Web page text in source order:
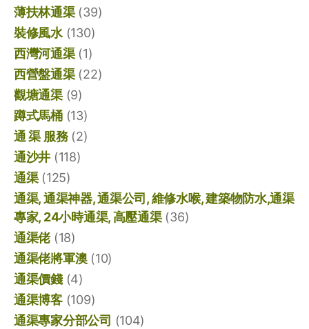
薄扶林通渠(39)
裝修風水(130)
西灣河通渠(1)
西營盤通渠(22)
觀塘通渠(9)
蹲式馬桶(13)
通 渠 服務(2)
通沙井 (118)
通渠(125)
通渠, 通渠神器, 通渠公司, 維修水喉, 建築物防水,通渠
專家, 24小時通渠, 高壓通渠(36)
通渠佬(18)
通渠佬將軍澳(10)
通渠價錢(4)
通渠博客(109)
通渠專家分部公司 (104)